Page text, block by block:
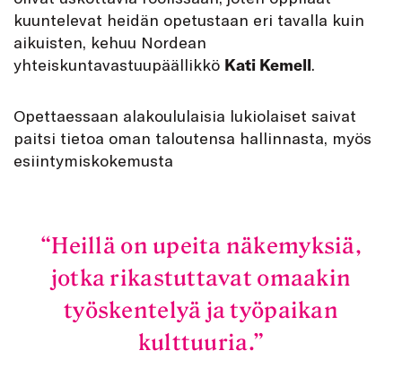
kuuntelevat heidän opetustaan eri tavalla kuin
aikuisten, kehuu Nordean
yhteiskuntavastuupäällikkö Kati Kemell.
Opettaessaan alakoululaisia lukiolaiset saivat
paitsi tietoa oman taloutensa hallinnasta, myös
esiintymiskokemusta
Heillä on upeita näkemyksiä,
jotka rikastuttavat omaakin
työskentelyä ja työpaikan
kulttuuria.